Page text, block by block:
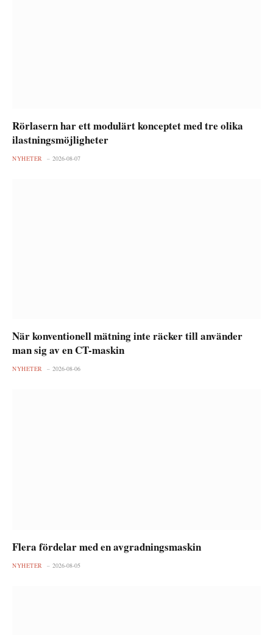
Rörlasern har ett modulärt konceptet med tre olika
ilastningsmöjligheter
NYHETER 2026-08-07
När konventionell mätning inte räcker till använder
man sig av en CT-maskin
NYHETER 2026-08-06
Flera fördelar med en avgradningsmaskin
NYHETER 2026-08-05